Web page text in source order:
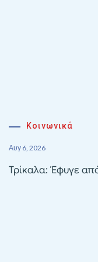
Κοινωνικά
Αυγ 6, 2026
Τρίκαλα: Έφυγε